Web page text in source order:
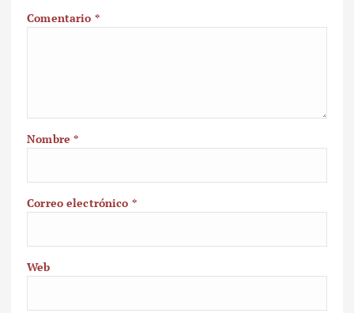
Comentario *
Nombre*
Correo electrónico *
Web